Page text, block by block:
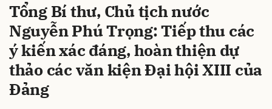
Tổng Bí thư, Chủ tịch nước
Nguyễn Phú Trọng: Tiếp thu các
ý kiến xác đáng, hoàn thiện dự
thảo các văn kiện Đại hội XIII của
Đảng